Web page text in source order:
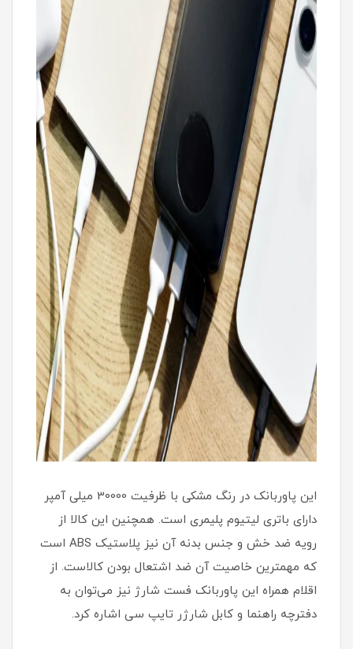
این پاوربانک در رنگ‌ مشکی با ظرفیت 30000 میلی آمپر
دارای باتری لیتیوم پلیمری است. همچنین این کالا از
رویه ضد خش و جنس بدنه آن نیز پلاستیک ABS است
که مهمترین خاصیت آن ضد اشتعال بودن کالاست. از
اقلام همراه این پاوربانک فست شارژ نیز می‌توان به
دفترچه راهنما و کابل شارژر تایپ سی اشاره کرد.